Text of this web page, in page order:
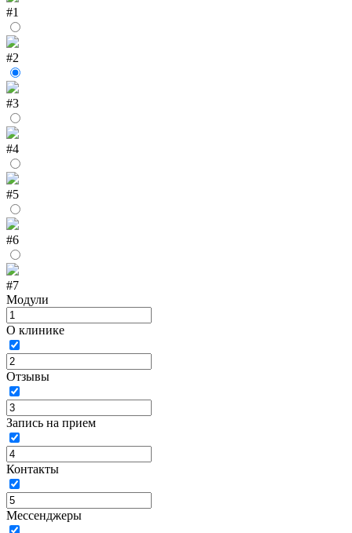
#1
#2
#3
#4
#5
#6
#7
Модули
О клинике
Отзывы
Запись на прием
Контакты
Мессенджеры